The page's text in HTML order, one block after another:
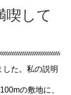
喫して
した。私の説明
の敷地に、